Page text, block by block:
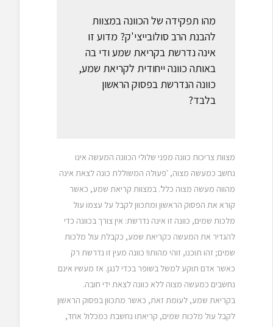
מהו תפקידה של הכוונה במצוות
להבנת הרב סולובייצי'ק? מדוע זו
אינה נדרשת בקריאת שמע ודי בה
באותה כוונה ייחודית לקריאת שמע,
כוונה הנדרשת בפסוק הראשון
בלבד?
מצוות צריכות כוונה מפני שלולי הכוונה המעשה אינו
נחשב כמעשה מצוה, 'פעולה המשוללת כונה לצאת אינה
מהווה מעשה מצוה כלל'. במצוות קריאת שמע, כאשר
קורא את הפסוק הראשון ומתכוון לקבל על עצמו עול
מלכות שמים, כוונה זו אינה נדרשת: אין צורך בכוונה כדי
להגדיר את המעשה כקריאת שמע, כקבלת עול מלכות
שמים; זהו תוכנו, זוהי מהותו! כוונה מעין זו נדרשת רק
כאשר אדם תוקע למשל בשופר בכדי לנגן. אז מעשיו אינם
נחשבים כמעשה מצוה ללא כוונה לצאת ידי חובה.
בקריאת שמע, לעומת זאת, כאשר מתכוון בפסוק הראשון
לקבל עול מלכות שמים, קריאתו נחשבת כמכלול אחד,